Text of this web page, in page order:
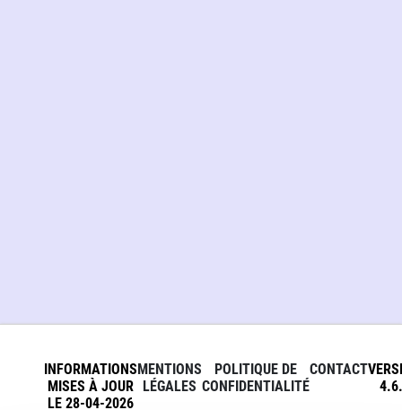
INFORMATIONS
MISES À JOUR
LE 28-04-2026
MENTIONS
LÉGALES
POLITIQUE DE
CONFIDENTIALITÉ
CONTACT